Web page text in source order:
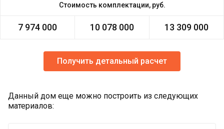
Стоимость комплектации, руб.
7 974 000 10 078 000 13 309 000
Получить детальный расчет
Данный дом еще можно построить из следующих
материалов: